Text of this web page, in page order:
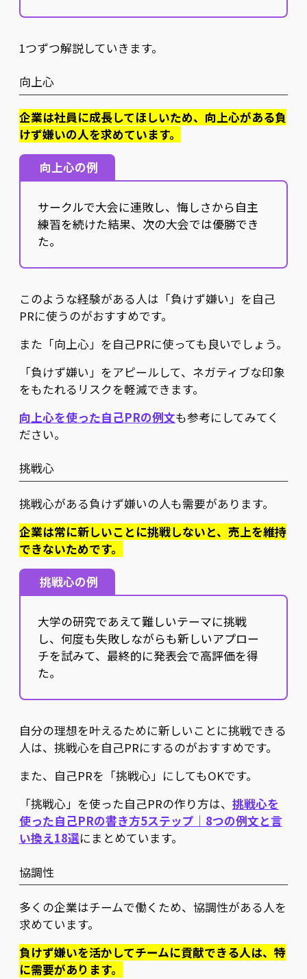
1つずつ解説していきます。
向上心
企業は社員に成長してほしいため、向上心がある負
けず嫌いの人を求めています。
向上心の例
サークルで大会に連敗し、悔しさから自主
練習を続けた結果、次の大会では優勝でき
た。
このような経験がある人は「負けず嫌い」を自己
PRに使うのがおすすめです。
また「向上心」を自己PRに使っても良いでしょう。
「負けず嫌い」をアピールして、ネガティブな印象
をもたれるリスクを軽減できます。
向上心を使った自己PRの例文も参考にしてみてく
ださい。
挑戦心
挑戦心がある負けず嫌いの人も需要があります。
企業は常に新しいことに挑戦しないと、売上を維持
できないためです。
挑戦心の例
大学の研究であえて難しいテーマに挑戦
し、何度も失敗しながらも新しいアプロー
チを試みて、最終的に発表会で高評価を得
た。
自分の理想を叶えるために新しいことに挑戦できる
人は、挑戦心を自己PRにするのがおすすめです。
また、自己PRを「挑戦心」にしてもOKです。
「挑戦心」を使った自己PRの作り方は、 挑戦心を
使った自己PRの書き方5ステップ｜8つの例文と言
い換え18選にまとめています。
協調性
多くの企業はチームで働くため、協調性がある人を
求めています。
負けず嫌いを活かしてチームに貢献できる人は、特
に需要があります。